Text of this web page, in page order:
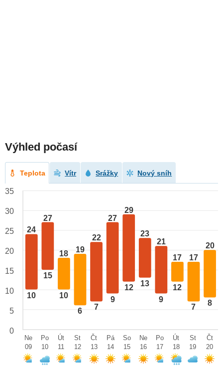
Výhled počasí
Teplota Vítr Srážky Nový sníh
24
10
27
15
18
10
19
6
22
7
27
9
29
12
23
13
21
9
17
12
17
7
20
8
35
30
25
20
15
10
5
0
Ne
09
Po
10
Út
11
St
12
Čt
13
Pá
14
So
15
Ne
16
Po
17
Út
18
St
19
Čt
20